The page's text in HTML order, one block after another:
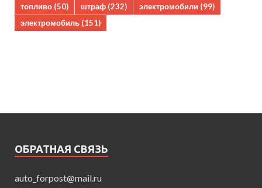
топливо (50) штраф (232) электромобили (99)
электромобиль (151)
ОБРАТНАЯ СВЯЗЬ
auto_forpost@mail.ru